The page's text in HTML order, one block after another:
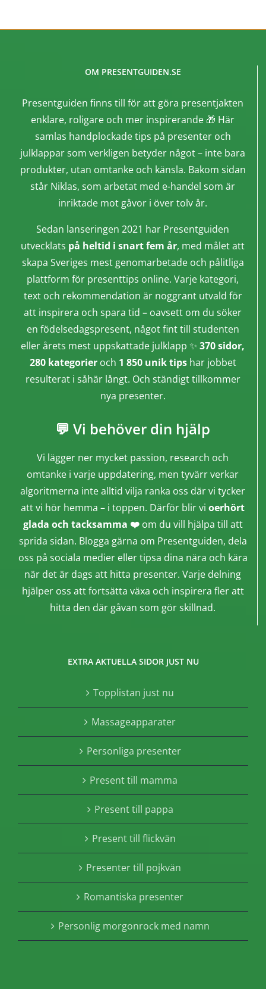
OM PRESENTGUIDEN.SE
Presentguiden finns till för att göra presentjakten
enklare, roligare och mer inspirerande 🎁 Här
samlas handplockade tips på presenter och
julklappar som verkligen betyder något – inte bara
produkter, utan omtanke och känsla. Bakom sidan
står Niklas, som arbetat med e-handel som är
inriktade mot gåvor i över tolv år.
Sedan lanseringen 2021 har Presentguiden
utvecklats på heltid i snart fem år, med målet att
skapa Sveriges mest genomarbetade och pålitliga
plattform för presenttips online. Varje kategori,
text och rekommendation är noggrant utvald för
att inspirera och spara tid – oavsett om du söker
en födelsedagspresent, något fint till studenten
eller årets mest uppskattade julklapp ✨ 370 sidor,
280 kategorieroch 1 850 unik tipshar jobbet
resulterat i såhär långt. Och ständigt tillkommer
nya presenter.
💬 Vi behöver din hjälp
Vi lägger ner mycket passion, research och
omtanke i varje uppdatering, men tyvärr verkar
algoritmerna inte alltid vilja ranka oss där vi tycker
att vi hör hemma – i toppen. Därför blir vi oerhört
glada och tacksamma ❤️om du vill hjälpa till att
sprida sidan. Blogga gärna om Presentguiden, dela
oss på sociala medier eller tipsa dina nära och kära
när det är dags att hitta presenter. Varje delning
hjälper oss att fortsätta växa och inspirera fler att
hitta den där gåvan som gör skillnad.
EXTRA AKTUELLA SIDOR JUST NU
Topplistan just nu
Massageapparater
Personliga presenter
Present till mamma
Present till pappa
Present till flickvän
Presenter till pojkvän
Romantiska presenter
Personlig morgonrock med namn